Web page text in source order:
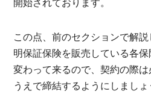
開始されております。
この点、前のセクションで解
明保証保険を販売している各
変わって来るので、契約の際
うえで締結するようにしましょ